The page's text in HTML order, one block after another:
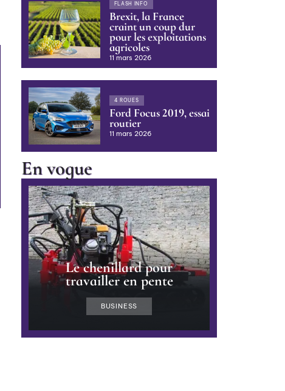
FLASH INFO
Brexit, la France
craint un coup dur
pour les exploitations
agricoles
11 mars 2026
4 ROUES
Ford Focus 2019, essai
routier
11 mars 2026
En vogue
Le chenillard pour
travailler en pente
BUSINESS